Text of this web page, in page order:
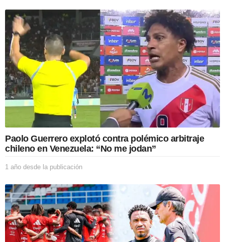
n
Paolo Guerrero explotó contra polémico arbitraje
chileno en Venezuela: “No me jodan”
1 año desde la publicación
ñ
o
d
e
s
d